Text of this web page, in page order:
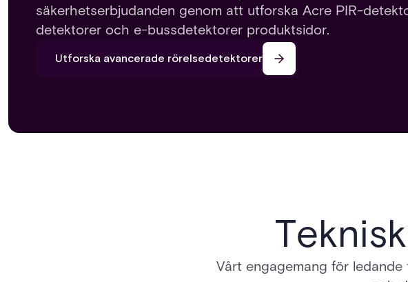
säkerhetserbjudanden genom att utforska Acre PIR-
detektorer och e-bussdetektorer produktsidor.
Utforska avancerade rörelsedetektorer
Vårt engagemang för